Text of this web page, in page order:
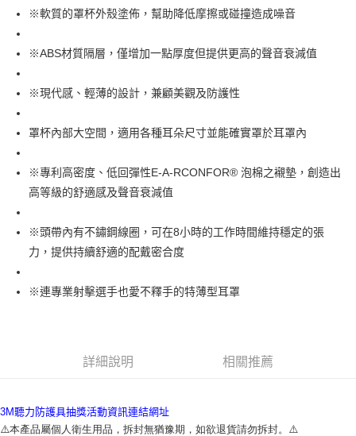
7-11取貨付款
付款後7-11取貨
每筆NT$60
每筆NT$200，滿NT$5,000(含以上)免運費
※軟質的罩杯外殼塗佈，幫助降低摩擦或碰撞造成噪音
※ABS材質隔層，僅增加一點厚度但提供更高的聲音衰減值
※現代感、輕薄的設計，兼顧美觀及防護性
罩杯內部大空間，適用各種耳朵尺寸並能確實罩於耳罩內
※專利高密度、低回彈性E-A-RCONFOR® 泡棉之襯墊，創造出
高等級的舒適感及聲音衰減值
※頭帶內有不鏽鋼線圈，可在8小時的工作時間維持穩定的張
力，提供持續舒適的配戴密合度
※連專業射擊選手也愛不釋手的特薄型耳罩
詳細說明 相關推薦
3M聽力防護具抽獎活動資訊連結網址
⚠️本產品屬個人衛生用品，拆封無猶豫期，如欲退貨請勿拆封。⚠️